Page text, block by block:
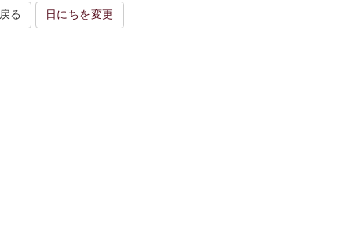
戻る 日にちを変更